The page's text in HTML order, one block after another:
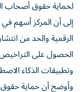
لحماية حقوق أصحاب
إلى أن المركز أسهم
الرقمية والحد من
الحصول على التراخيص
وتطبيقات الذكاء
وأوضح أن حماية حقوق